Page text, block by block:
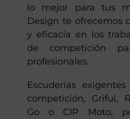
lo mejor para tus
Design te ofrecemos
y eficacia en los
de competición
profesionales.
Escuderías
competición, Griful,
Go o CIP Moto,